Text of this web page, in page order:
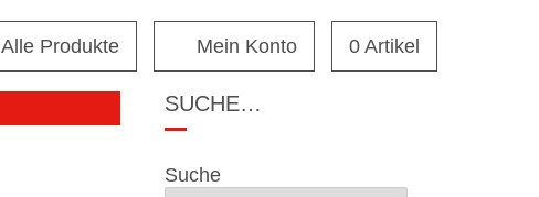
Alle Produkte Mein Konto 0 Artikel
SUCHE…
Suche